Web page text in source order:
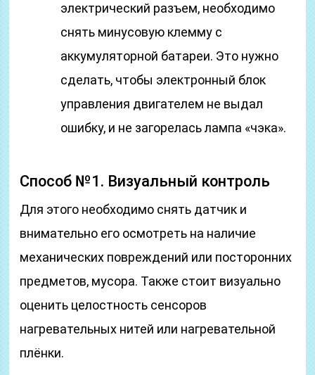
электрический разъем, необходимо
снять минусовую клемму с
аккумуляторной батареи. Это нужно
сделать, чтобы электронный блок
управления двигателем не выдал
ошибку, и не загорелась лампа «чэка».
Способ №1. Визуальный контроль
Для этого необходимо снять датчик и
внимательно его осмотреть на наличие
механических повреждений или посторонних
предметов, мусора. Также стоит визуально
оценить целостность сенсоров
нагревательных нитей или нагревательной
плёнки.